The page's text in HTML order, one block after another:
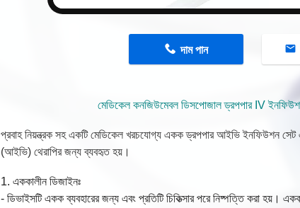
দাম পান
মেডিকেল কনজিউমেবল ডিসপোজাল ড্রপপার IV
প্রবাহ নিয়ন্ত্রক সহ একটি মেডিকেল খরচযোগ্য একক ড্রপপার আইভি ইনফিউশন সেট
(আইভি) থেরাপির জন্য ব্যবহৃত হয়।
1. এককালীন ডিজাইনঃ
- ডিভাইসটি একক ব্যবহারের জন্য এবং প্রতিটি চিকিত্সার পরে নিষ্পত্তি করা হয়।